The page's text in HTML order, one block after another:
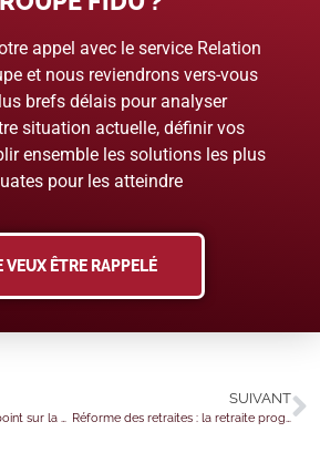
appel avec le service Relation
et nous reviendrons vers-vous
brefs délais pour analyser
situation actuelle, définir vos
ensemble les solutions les plus
pour les atteindre
VEUX ÊTRE RAPPELÉ
Réforme des retraites : le point sur la suppression de (certains) régimes spéciaux
SUIVANT
Réforme des retraites : la retraite progressive, quelles nouveautés ?